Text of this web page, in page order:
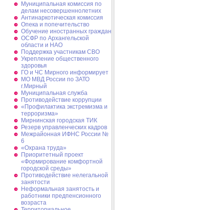
Муниципальная комиссия по
делам несовершеннолетних
Антинаркотическая комиссия
Опека и попечительство
Обучение иностранных граждан
ОСФР по Архангельской
области и НАО
Поддержка участникам СВО
Укрепление общественного
здоровья
ГО и ЧС Мирного информирует
МО МВД России по ЗАТО
г.Мирный
Муниципальная cлужба
Противодействие коррупции
«Профилактика экстремизма и
терроризма»
Мирнинская городская ТИК
Резерв управленческих кадров
Межрайонная ИФНС России №
6
«Охрана труда»
Приоритетный проект
«Формирование комфортной
городской среды»
Противодействие нелегальной
занятости
Неформальная занятость и
работники предпенсионного
возраста